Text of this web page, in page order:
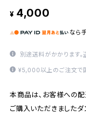
¥ 4,000
なら
別途送料がかかります。
¥5,000以上のご注文で
本商品は、お客様への配
ご購入いただきました